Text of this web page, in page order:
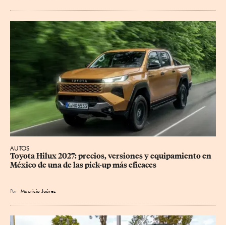
AUTOS
Toyota Hilux 2027: precios, versiones y equipamiento en
México de una de las pick-up más eficaces
Por Mauricio Juárez